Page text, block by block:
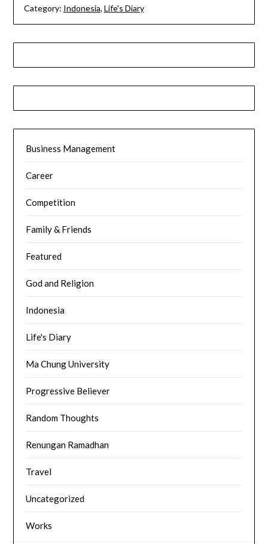
Category: Indonesia, Life's Diary
Business Management
Career
Competition
Family & Friends
Featured
God and Religion
Indonesia
Life's Diary
Ma Chung University
Progressive Believer
Random Thoughts
Renungan Ramadhan
Travel
Uncategorized
Works